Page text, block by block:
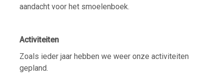
aandacht voor het smoelenboek.
Activiteiten
Zoals ieder jaar hebben we weer onze activiteiten
gepland.